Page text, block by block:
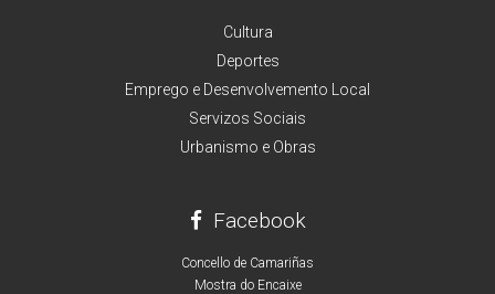
Cultura
Deportes
Emprego e Desenvolvemento Local
Servizos Sociais
Urbanismo e Obras
Facebook
Concello de Camariñas
Mostra do Encaixe